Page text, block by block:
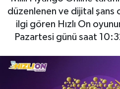
düzenlenen ve dijital şans
ilgi gören Hızlı On
Pazartesi günü saat